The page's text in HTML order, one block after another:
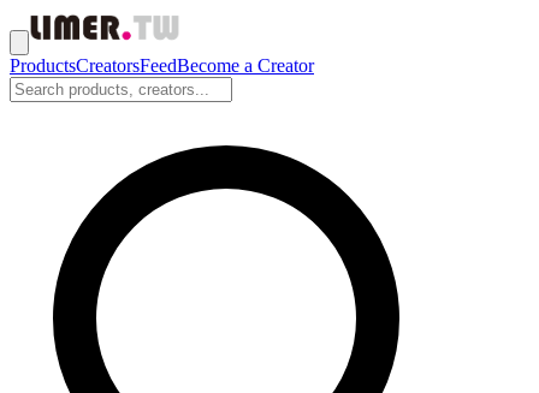
ProductsCreatorsFeedBecome a Creator